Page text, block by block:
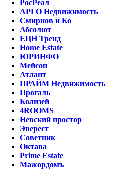
РосРеал
АРГО Недвижимость
Смирнов и Ко
Абсолют
ЕЦН Тренд
Home Estate
ЮРИНФО
Мейсон
Атлант
ПРАЙМ Недвижимость
Прогаль
Колизей
4ROOMS
Невский простор
Эверест
Советник
Октава
Prime Estate
Мажордомъ